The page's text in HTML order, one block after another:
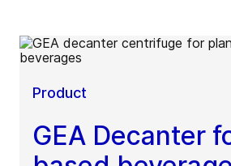
Product
GEA Decanter